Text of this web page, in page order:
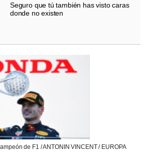
Seguro que tú también has visto caras
donde no existen
de F1 / ANTONIN VINCENT / EUROPA